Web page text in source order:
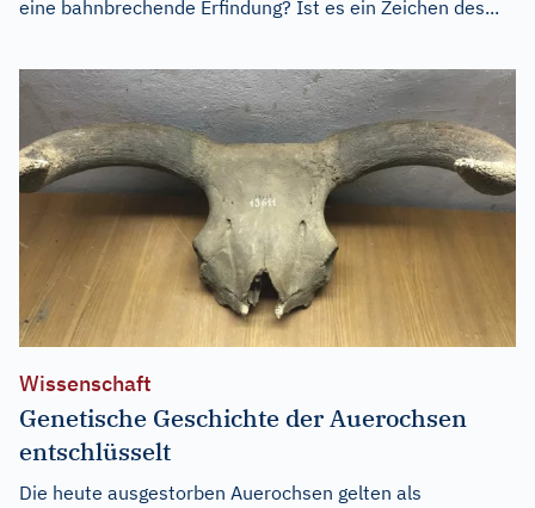
eine bahnbrechende Erfindung? Ist es ein Zeichen des...
Wissenschaft
Genetische Geschichte der Auerochsen
entschlüsselt
Die heute ausgestorben Auerochsen gelten als